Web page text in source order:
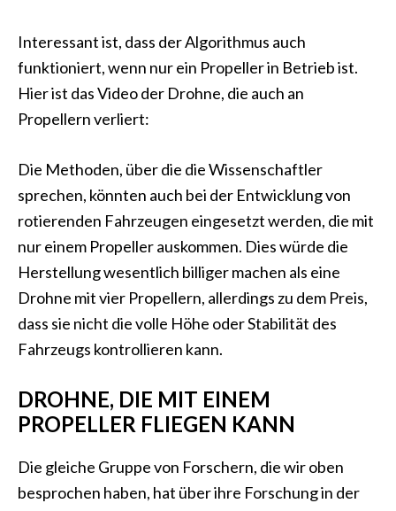
Interessant ist, dass der Algorithmus auch
funktioniert, wenn nur ein Propeller in Betrieb ist.
Hier ist das Video der Drohne, die auch an
Propellern verliert:
Die Methoden, über die die Wissenschaftler
sprechen, könnten auch bei der Entwicklung von
rotierenden Fahrzeugen eingesetzt werden, die mit
nur einem Propeller auskommen. Dies würde die
Herstellung wesentlich billiger machen als eine
Drohne mit vier Propellern, allerdings zu dem Preis,
dass sie nicht die volle Höhe oder Stabilität des
Fahrzeugs kontrollieren kann.
DROHNE, DIE MIT EINEM
PROPELLER FLIEGEN KANN
Die gleiche Gruppe von Forschern, die wir oben
besprochen haben, hat über ihre Forschung in der